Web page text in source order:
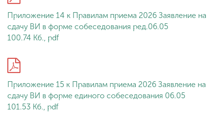
Приложение 14 к Правилам приема 2026 Заявление на
сдачу ВИ в форме собеседования ред.06.05
100.74 Кб., pdf
Приложение 15 к Правилам приема 2026 Заявление на
сдачу ВИ в форме единого собеседования 06.05
101.53 Кб., pdf